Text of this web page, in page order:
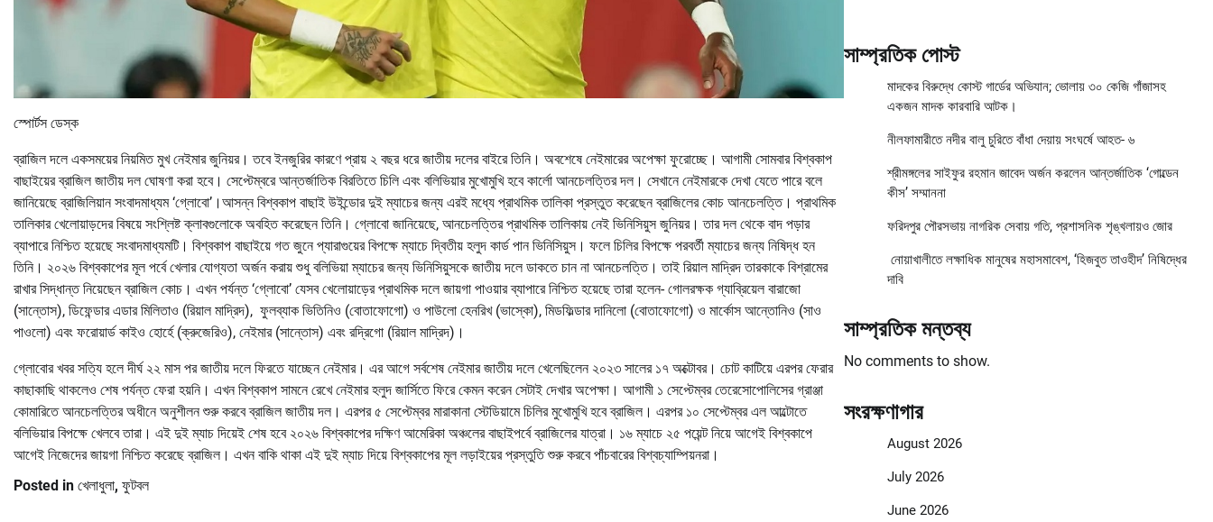
স্পোর্টস ডেস্ক
ব্রাজিল দলে একসময়ের নিয়মিত মুখ নেইমার জুনিয়র। তবে ইনজুরির কারণে প্রায় ২ বছর ধরে জাতীয় দলের বাইরে তিনি। অবশেষে নেইমারের অপেক্ষা ফুরোচ্ছে। আগামী সোমবার বিশ্বকাপ
বাছাইয়ের ব্রাজিল জাতীয় দল ঘোষণা করা হবে। সেপ্টেম্বরে আন্তর্জাতিক বিরতিতে চিলি এবং বলিভিয়ার মুখোমুখি হবে কার্লো আনচেলত্তির দল। সেখানে নেইমারকে দেখা যেতে পারে বলে
জানিয়েছে ব্রাজিলিয়ান সংবাদমাধ্যম ‘গ্লোবো’।আসন্ন বিশ্বকাপ বাছাই উইন্ডোর দুই ম্যাচের জন্য এরই মধ্যে প্রাথমিক তালিকা প্রস্তুত করেছেন ব্রাজিলের কোচ আনচেলত্তি। প্রাথমিক
তালিকার খেলোয়াড়দের বিষয়ে সংশ্লিষ্ট ক্লাবগুলোকে অবহিত করেছেন তিনি। গ্লোবো জানিয়েছে, আনচেলত্তির প্রাথমিক তালিকায় নেই ভিনিসিয়ুস জুনিয়র। তার দল থেকে বাদ পড়ার
ব্যাপারে নিশ্চিত হয়েছে সংবাদমাধ্যমটি। বিশ্বকাপ বাছাইয়ে গত জুনে প্যারাগুয়ের বিপক্ষে ম্যাচে দ্বিতীয় হলুদ কার্ড পান ভিনিসিয়ুস। ফলে চিলির বিপক্ষে পরবর্তী ম্যাচের জন্য নিষিদ্ধ হন
তিনি। ২০২৬ বিশ্বকাপের মূল পর্বে খেলার যোগ্যতা অর্জন করায় শুধু বলিভিয়া ম্যাচের জন্য ভিনিসিয়ুসকে জাতীয় দলে ডাকতে চান না আনচেলত্তি। তাই রিয়াল মাদ্রিদ তারকাকে বিশ্রামের
রাখার সিদ্ধান্ত নিয়েছেন ব্রাজিল কোচ। এখন পর্যন্ত ‘গ্লোবো’ যেসব খেলোয়াড়ের প্রাথমিক দলে জায়গা পাওয়ার ব্যাপারে নিশ্চিত হয়েছে তারা হলেন- গোলরক্ষক গ্যাব্রিয়েল বারাজো
(সান্তোস), ডিফেন্ডার এডার মিলিতাও (রিয়াল মাদ্রিদ), ফুলব্যাক ভিতিনিও (বোতাফোগো) ও পাউলো হেনরিখ (ভাস্কো), মিডফিল্ডার দানিলো (বোতাফোগো) ও মার্কোস আন্তোনিও (সাও
পাওলো) এবং ফরোয়ার্ড কাইও হোর্হে (ক্রুজেরিও), নেইমার (সান্তোস) এবং রদ্রিগো (রিয়াল মাদ্রিদ)।
গ্লোবোর খবর সত্যি হলে দীর্ঘ ২২ মাস পর জাতীয় দলে ফিরতে যাচ্ছেন নেইমার। এর আগে সর্বশেষ নেইমার জাতীয় দলে খেলেছিলেন ২০২৩ সালের ১৭ অক্টোবর। চোট কাটিয়ে এরপর ফেরার
কাছাকাছি থাকলেও শেষ পর্যন্ত ফেরা হয়নি। এখন বিশ্বকাপ সামনে রেখে নেইমার হলুদ জার্সিতে ফিরে কেমন করেন সেটাই দেখার অপেক্ষা। আগামী ১ সেপ্টেম্বর তেরেসোপোলিসের গ্রাঞ্জা
কোমারিতে আনচেলত্তির অধীনে অনুশীলন শুরু করবে ব্রাজিল জাতীয় দল। এরপর ৫ সেপ্টেম্বর মারাকানা স্টেডিয়ামে চিলির মুখোমুখি হবে ব্রাজিল। এরপর ১০ সেপ্টেম্বর এল আল্টোতে
বলিভিয়ার বিপক্ষে খেলবে তারা। এই দুই ম্যাচ দিয়েই শেষ হবে ২০২৬ বিশ্বকাপের দক্ষিণ আমেরিকা অঞ্চলের বাছাইপর্বে ব্রাজিলের যাত্রা। ১৬ ম্যাচে ২৫ পয়েন্ট নিয়ে আগেই বিশ্বকাপে
আগেই নিজেদের জায়গা নিশ্চিত করেছে ব্রাজিল। এখন বাকি থাকা এই দুই ম্যাচ দিয়ে বিশ্বকাপের মূল লড়াইয়ের প্রস্তুতি শুরু করবে পাঁচবারের বিশ্বচ্যাম্পিয়নরা।
Posted in খেলাধুলা, ফুটবল
সাম্প্রতিক পোস্ট
মাদকের বিরুদ্ধে কোস্ট গার্ডের অভিযান; ভোলায় ৩০ কেজি গাঁজাসহ
একজন মাদক কারবারি আটক।
নীলফামারীতে নদীর বালু চুরিতে বাঁধা দেয়ায় সংঘর্ষে আহত- ৬
শ্রীমঙ্গলের সাইফুর রহমান জাবেদ অর্জন করলেন আন্তর্জাতিক ‘গোল্ডেন
কীস’ সম্মাননা
ফরিদপুর পৌরসভায় নাগরিক সেবায় গতি, প্রশাসনিক শৃঙ্খলায়ও জোর
নোয়াখালীতে লক্ষাধিক মানুষের মহাসমাবেশ, ‘হিজবুত তাওহীদ’ নিষিদ্ধের
দাবি
সাম্প্রতিক মন্তব্য
No comments to show.
সংরক্ষণাগার
August 2026
July 2026
June 2026